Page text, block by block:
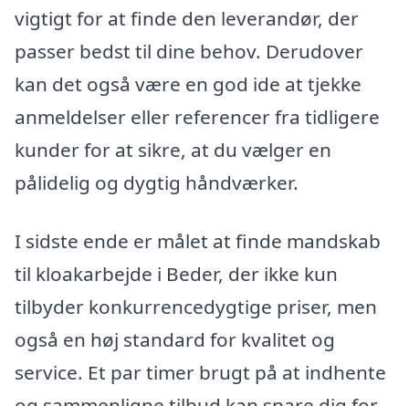
vigtigt for at finde den leverandør, der
passer bedst til dine behov. Derudover
kan det også være en god ide at tjekke
anmeldelser eller referencer fra tidligere
kunder for at sikre, at du vælger en
pålidelig og dygtig håndværker.
I sidste ende er målet at finde mandskab
til kloakarbejde i Beder, der ikke kun
tilbyder konkurrencedygtige priser, men
også en høj standard for kvalitet og
service. Et par timer brugt på at indhente